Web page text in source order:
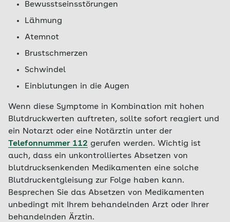
Bewusstseinsstörungen
Lähmung
Atemnot
Brustschmerzen
Schwindel
Einblutungen in die Augen
Wenn diese Symptome in Kombination mit hohen
Blutdruckwerten auftreten, sollte sofort reagiert und
ein Notarzt oder eine Notärztin unter der
Telefonnummer 112 gerufen werden. Wichtig ist
auch, dass ein unkontrolliertes Absetzen von
blutdrucksenkenden Medikamenten eine solche
Blutdruckentgleisung zur Folge haben kann.
Besprechen Sie das Absetzen von Medikamenten
unbedingt mit Ihrem behandelnden Arzt oder Ihrer
behandelnden Ärztin.